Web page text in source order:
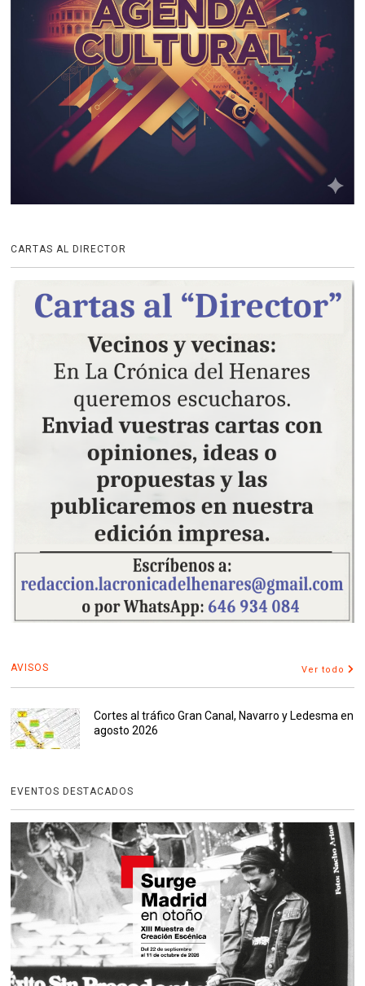
CARTAS AL DIRECTOR
AVISOS Ver todo
Cortes al tráfico Gran Canal, Navarro y Ledesma en
agosto 2026
EVENTOS DESTACADOS